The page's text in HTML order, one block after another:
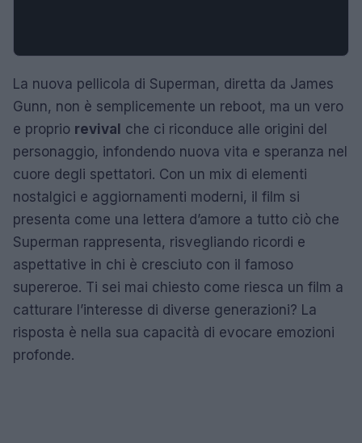
La nuova pellicola di Superman, diretta da James
Gunn, non è semplicemente un reboot, ma un vero
e proprio revival che ci riconduce alle origini del
personaggio, infondendo nuova vita e speranza nel
cuore degli spettatori. Con un mix di elementi
nostalgici e aggiornamenti moderni, il film si
presenta come una lettera d’amore a tutto ciò che
Superman rappresenta, risvegliando ricordi e
aspettative in chi è cresciuto con il famoso
supereroe. Ti sei mai chiesto come riesca un film a
catturare l’interesse di diverse generazioni? La
risposta è nella sua capacità di evocare emozioni
profonde.